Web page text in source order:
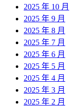
2025 年 10 月
2025 年 9 月
2025 年 8 月
2025 年 7 月
2025 年 6 月
2025 年 5 月
2025 年 4 月
2025 年 3 月
2025 年 2 月